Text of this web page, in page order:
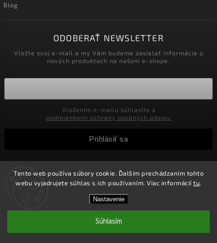
Tento web používa súbory cookie. Ďalším prechádzaním tohto
webu vyjadrujete súhlas s ich používaním. Viac informáciítu.
Nastavenie
Súhlasím
Zľavy pre podnikateľov! Zaregistrujte sa a získajte v
košíku Zľavu 5%! Nie je možné kombinovať s inými
zľavami.
Blog
ODOBERAŤ NEWSLETTER
Vložte svoj e-mail a my Vám budeme zasielať informácie o
nových produktoch na našom e-shope.
podmienkami ochrany osobných údajov
Prihlásiť sa
Copyright 2026 Velkoobchod-salony.sk. Všetky práva
vyhradené.
Shoptet| Design